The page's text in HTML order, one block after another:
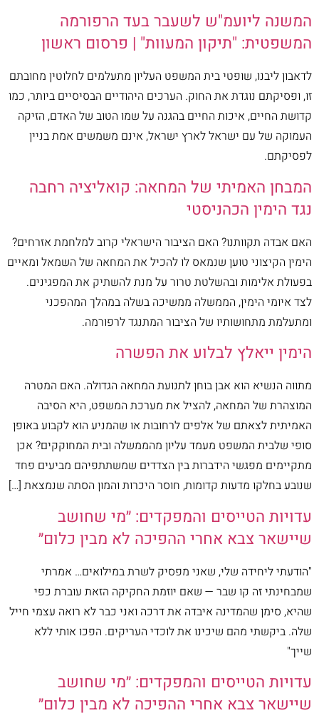
המשנה ליועמ"ש לשעבר בעד הרפורמה
המשפטית: "תיקון המעוות" | פרסום ראשון
לדאבון ליבנו, שופטי בית המשפט העליון מתעלמים לחלוטין מחובתם
זו, ופסיקתם נוגדת את החוק. הערכים היהודיים הבסיסיים ביותר, כמו
קדושת החיים, איכות החיים בהגנה על שמו הטוב של האדם, הזיקה
העמוקה של עם ישראל לארץ ישראל, אינם משמשים אמת בניין
לפסיקתם.
המבחן האמיתי של המחאה: קואליציה רחבה
נגד הימין הכהניסטי
האם אבדה תקוותנו? האם הציבור הישראלי קרוב למלחמת אזרחים?
הימין הקיצוני טוען שנמאס לו להכיל את המחאה של השמאל ומאיים
בפעולת אלימות ובהשלטת טרור על מנת להשתיק את המפגינים.
לצד איומי הימין, הממשלה ממשיכה בשלה במהלך המהפכני
ומתעלמת מתחושותיו של הציבור המתנגד לרפורמה.
הימין ייאלץ לבלוע את הפשרה
מתווה הנשיא הוא אבן בוחן לתנועת המחאה הגדולה. האם המטרה
המוצהרת של המחאה, להציל את מערכת המשפט, היא הסיבה
האמיתית לצאתם של אלפים לרחובות או שהמניע הוא לקבוע באופן
סופי שלבית המשפט מעמד עליון מהממשלה ובית המחוקקים? אכן
מתקיימים מפגשי הידברות בין הצדדים שמשתתפיהם מביעים פחד
שנובע בחלקו מדעות קדומות, חוסר היכרות והמון הסתה שנמצאת […]
עדויות הטייסים והמפקדים: ״מי שחושב
שיישאר צבא אחרי ההפיכה לא מבין כלום״
"הודעתי ליחידה שלי, שאני מפסיק לשרת במילואים… אמרתי
שמבחינתי זה קו שבר — שאם יוזמת החקיקה הזאת עוברת כפי
שהיא, סימן שהמדינה איבדה את דרכה ואני כבר לא רואה עצמי חייל
שלה. ביקשתי מהם שיכינו את לוכדי העריקים. הפכו אותי ללא
שייך"
עדויות הטייסים והמפקדים: ״מי שחושב
שיישאר צבא אחרי ההפיכה לא מבין כלום״